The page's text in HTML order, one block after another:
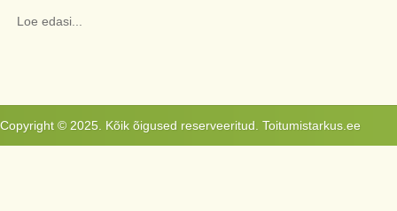
Loe edasi...
Copyright © 2025. Kõik õigused reserveeritud. Toitumistarkus.ee